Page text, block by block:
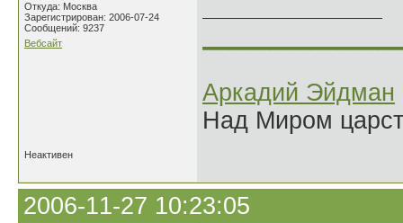
Откуда: Москва
Зарегистрирован: 2006-07-24
Сообщений: 9237
Вебсайт
Аркадий Эйдман
Над Миром
Неактивен
2006-11-27 10:23:05